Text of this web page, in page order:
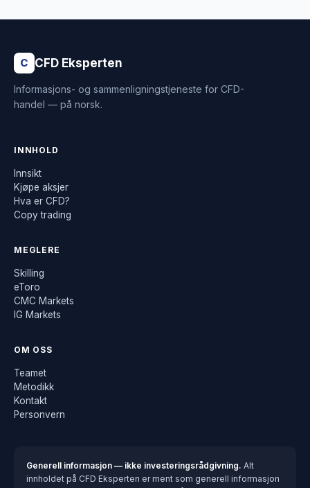
C CFD Eksperten
Informasjons- og sammenligningstjeneste for CFD-
handel — på norsk.
INNHOLD
Innsikt
Kjøpe aksjer
Hva er CFD?
Copy trading
MEGLERE
Skilling
eToro
CMC Markets
IG Markets
OM OSS
Teamet
Metodikk
Kontakt
Personvern
Generell informasjon — ikke investeringsrådgivning. Alt
innholdet på CFD Eksperten er ment som generell informasjon